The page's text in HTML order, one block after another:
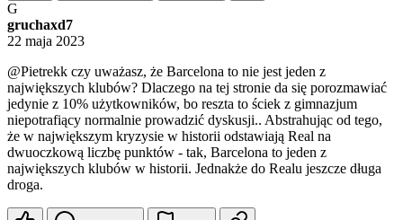
G
gruchaxd7
22 maja 2023
@Pietrekk czy uważasz, że Barcelona to nie jest jeden z
największych klubów? Dlaczego na tej stronie da się porozmawiać
jedynie z 10% użytkowników, bo reszta to ściek z gimnazjum
niepotrafiący normalnie prowadzić dyskusji.. Abstrahując od tego,
że w największym kryzysie w historii odstawiają Real na
dwuoczkową liczbę punktów - tak, Barcelona to jeden z
największych klubów w historii. Jednakże do Realu jeszcze długa
droga.